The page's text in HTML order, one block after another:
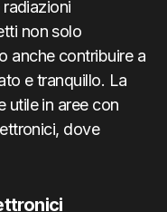
radiazioni
non solo
anche contribuire a
e tranquillo. La
utile in aree con
dove